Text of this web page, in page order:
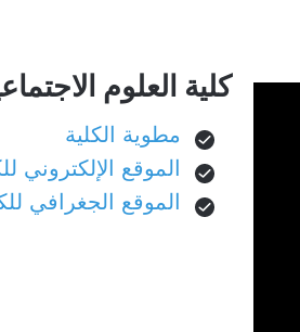
كلية العلوم
مطوية الكلية
الموقع الإلكتروني
الموقع الجغرافي